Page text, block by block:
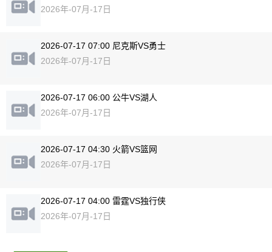
2026年-07月-17日
2026-07-17 07:00 尼克斯VS勇士
2026年-07月-17日
2026-07-17 06:00 公牛VS湖人
2026年-07月-17日
2026-07-17 04:30 火箭VS篮网
2026年-07月-17日
2026-07-17 04:00 雷霆VS独行侠
2026年-07月-17日